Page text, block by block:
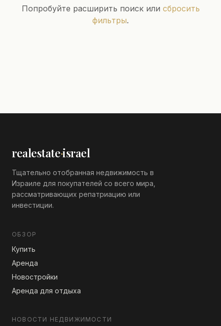
Попробуйте расширить поиск или сбросить
фильтры.
realestate·israel
Тщательно отобранная недвижимость в
Израиле для покупателей со всего мира,
рассматривающих репатриацию или
инвестиции.
ОБЗОР
Купить
Аренда
Новостройки
Аренда для отдыха
НОВОСТИ НЕДВИЖИМОСТИ